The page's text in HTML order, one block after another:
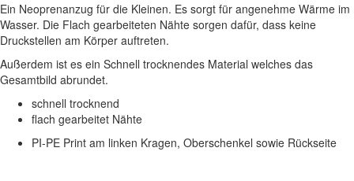
Ein Neoprenanzug für die Kleinen. Es sorgt für angenehme Wärme im
Wasser. Die Flach gearbeiteten Nähte sorgen dafür, dass keine
Druckstellen am Körper auftreten.
Außerdem ist es ein Schnell trocknendes Material welches das
Gesamtbild abrundet.
schnell trocknend
flach gearbeitet Nähte
PI-PE Print am linken Kragen, Oberschenkel sowie Rückseite